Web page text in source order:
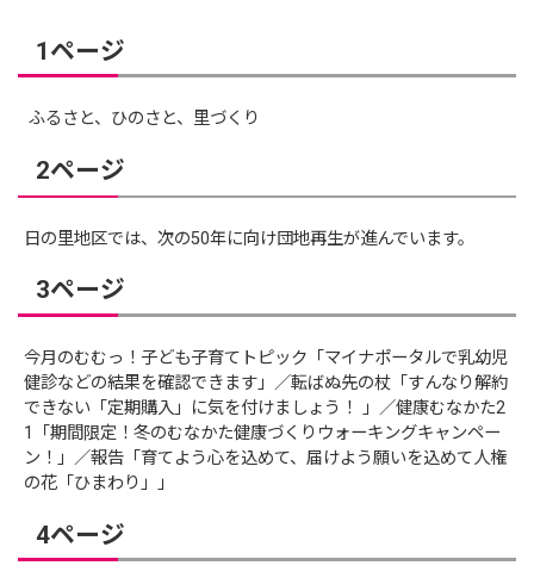
1ページ
ふるさと、ひのさと、里づくり
2ページ
日の里地区では、次の50年に向け団地再生が進んでいます。
3ページ
今月のむむっ！子ども子育てトピック「マイナポータルで乳幼児
健診などの結果を確認できます」／転ばぬ先の杖「すんなり解約
できない「定期購入」に気を付けましょう！ 」／健康むなかた2
1「期間限定！冬のむなかた健康づくりウォーキングキャンペー
ン！」／報告「育てよう心を込めて、届けよう願いを込めて人権
の花「ひまわり」」
4ページ